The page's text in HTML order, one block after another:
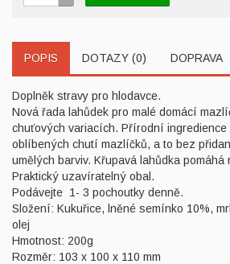
POPIS DOTAZY (0) DOPRAVA
Doplněk stravy pro hlodavce.
Nová řada lahůdek pro malé domácí
chuťových variacích. Přírodní ingredience
oblíbených chutí mazlíčků, a to bez
umělých barviv. Křupavá lahůdka
Praktický uzavíratelný obal.
Podávejte 1- 3 pochoutky denně.
Složení: Kukuřice, lněné semínko 10%,
olej
Hmotnost: 200g
Rozměr: 103 x 100 x 110 mm